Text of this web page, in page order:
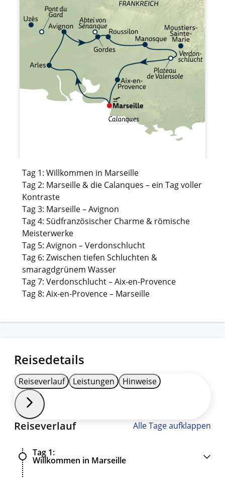
Tag 1: Willkommen in Marseille
Tag 2: Marseille & die Calanques – ein Tag voller
Kontraste
Tag 3: Marseille – Avignon
Tag 4: Südfranzösischer Charme & römische
Meisterwerke
Tag 5: Avignon – Verdonschlucht
Tag 6: Zwischen tiefen Schluchten &
smaragdgrünem Wasser
Tag 7: Verdonschlucht – Aix-en-Provence
Tag 8: Aix-en-Provence – Marseille
Reisedetails
Reiseverlauf Leistungen Hinweise
Reiseverlauf Alle Tage aufklappen
Tag 1
Willkommen in Marseille